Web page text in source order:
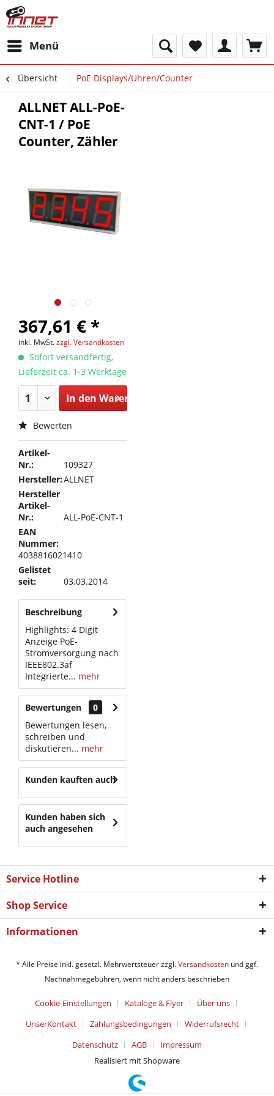
Menü
Übersicht PoE Displays/Uhren/Counter
ALLNET ALL-PoE-
CNT-1 / PoE
Counter, Zähler
367,61 € *
inkl. MwSt.zzgl. Versandkosten
Sofort versandfertig,
Lieferzeit ca. 1-3 Werktage
In den Warenkorb
Bewerten
Artikel-
Nr.:
109327
Hersteller:ALLNET
Hersteller
Artikel-
Nr.:
ALL-PoE-CNT-1
EAN
Nummer:
4038816021410
Gelistet
seit:
03.03.2014
Beschreibung
Highlights: 4 Digit
Anzeige PoE-
Stromversorgung nach
IEEE802.3af
Integrierte... mehr
Bewertungen
0
Bewertungen lesen,
schreiben und
diskutieren... mehr
Kunden kauften auch
Kunden haben sich
auch angesehen
Service Hotline
Shop Service
Informationen
* Alle Preise inkl. gesetzl. Mehrwertsteuer zzgl.Versandkosten und ggf.
Nachnahmegebühren, wenn nicht anders beschrieben
Cookie-Einstellungen Kataloge & Flyer
Über uns
UnserKontakt
Zahlungsbedingungen
Widerrufsrecht
Datenschutz
AGB
Impressum
Realisiert mit Shopware